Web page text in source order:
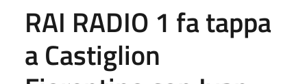
RAI RADIO 1 fa tappa
a Castiglion